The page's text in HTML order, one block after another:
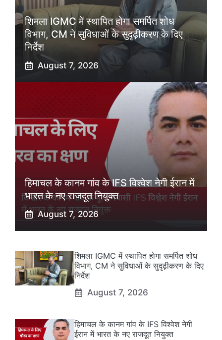
शिमला IGMC में स्थापित होगा समर्पित शोध
विभाग, CM ने सुविधाओं के सुदृढ़ीकरण के दिए
निर्देश
August 7, 2026
हिमाचल के कानम गांव के IFS विश्वेश नेगी ईरान में
भारत के नए राजदूत नियुक्त
August 7, 2026
शिमला IGMC में स्थापित होगा समर्पित शोध
विभाग, CM ने सुविधाओं के सुदृढ़ीकरण के दिए
निर्देश
August 7, 2026
हिमाचल के कानम गांव के IFS विश्वेश नेगी
ईरान में भारत के नए राजदूत नियुक्त